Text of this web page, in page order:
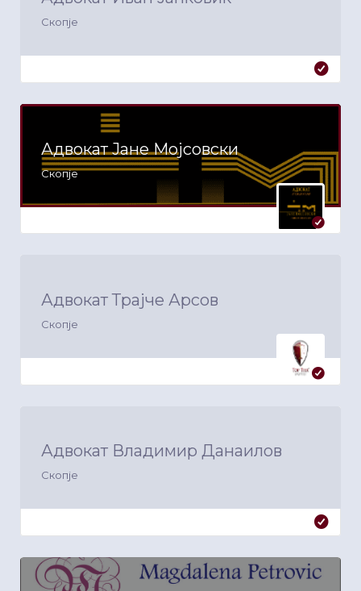
Скопје
Адвокат Јане Мојсовски
Скопје
Адвокат Трајче Арсов
Скопје
Адвокат Владимир Данаилов
Скопје